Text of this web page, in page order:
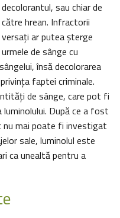
decolorantul, sau chiar de
către hrean. Infractorii
versaţi ar putea şterge
urmele de sânge cu
însă decolorarea
faptei criminale.
de sânge, care pot fi
După ce a fost
nu mai poate fi investigat
sale, luminolul este
ca unealtă pentru a